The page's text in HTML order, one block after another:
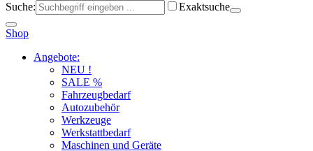
Suche: Exaktsuche
Shop
Angebote:
NEU !
SALE %
Fahrzeugbedarf
Autozubehör
Werkzeuge
Werkstattbedarf
Maschinen und Geräte